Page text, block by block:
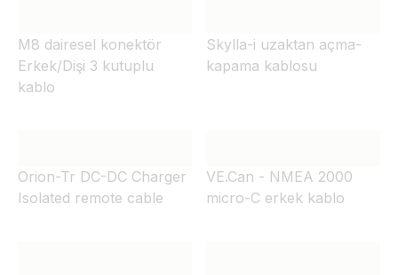
M8 dairesel konektör
Erkek/Dişi 3 kutuplu
kablo
Skylla-i uzaktan açma-
kapama kablosu
Orion-Tr DC-DC Charger
Isolated remote cable
VE.Can - NMEA 2000
micro-C erkek kablo